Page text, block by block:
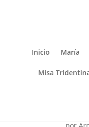
Inicio María
Misa